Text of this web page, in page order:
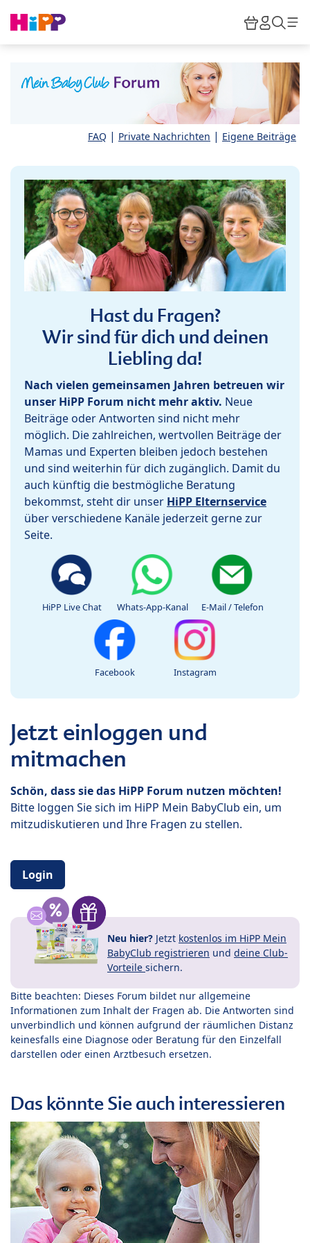
HiPP
FAQ | Private Nachrichten | Eigene Beiträge
Hast du Fragen?
Wir sind für dich und deinen
Liebling da!
Nach vielen gemeinsamen Jahren betreuen wir
unser HiPP Forum nicht mehr aktiv. Neue
Beiträge oder Antworten sind nicht mehr
möglich. Die zahlreichen, wertvollen Beiträge der
Mamas und Experten bleiben jedoch bestehen
und sind weiterhin für dich zugänglich. Damit du
auch künftig die bestmögliche Beratung
bekommst, steht dir unser HiPP Elternservice
über verschiedene Kanäle jederzeit gerne zur
Seite.
HiPP Live Chat Whats-App-Kanal E-Mail / Telefon
Facebook Instagram
Jetzt einloggen und
mitmachen
Schön, dass sie das HiPP Forum nutzen möchten!
Bitte loggen Sie sich im HiPP Mein BabyClub ein, um
mitzudiskutieren und Ihre Fragen zu stellen.
Login
Neu hier? Jetzt kostenlos im HiPP Mein
BabyClub registrieren und deine Club-
Vorteile sichern.
Bitte beachten: Dieses Forum bildet nur allgemeine
Informationen zum Inhalt der Fragen ab. Die Antworten sind
unverbindlich und können aufgrund der räumlichen Distanz
keinesfalls eine Diagnose oder Beratung für den Einzelfall
darstellen oder einen Arztbesuch ersetzen.
Das könnte Sie auch interessieren